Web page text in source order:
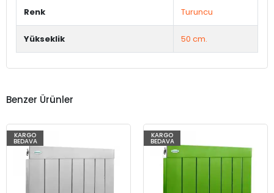
Renk Turuncu
Yükseklik 50 cm.
Benzer Ürünler
KARGO
BEDAVA
KARGO
BEDAVA